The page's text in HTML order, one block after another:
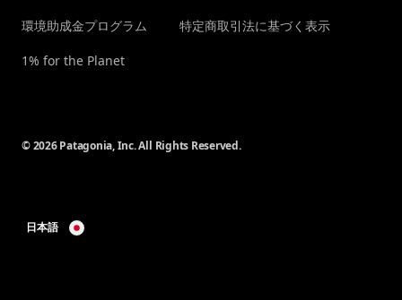
環境助成金プログラム
1% for the Planet
特定商取引法に基づく表示
© 2026 Patagonia, Inc. All Rights Reserved.
日本語